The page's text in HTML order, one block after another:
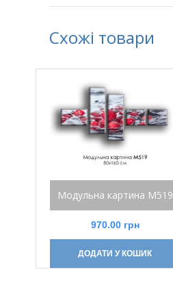
Схожі товари
Модульна картина М519
970.00 грн
ДОДАТИ У КОШИК